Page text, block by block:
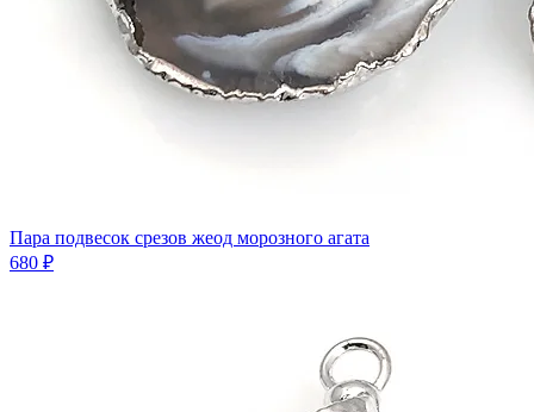
Пара подвесок срезов жеод морозного агата
680 ₽